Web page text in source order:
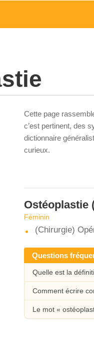
Cette page
c’est pertinent, des
dictionnaire
curieux.
Ostéoplastie
Féminin
(Chirurgie)
Questions
Quelle est la
Comment écrire
Le mot «